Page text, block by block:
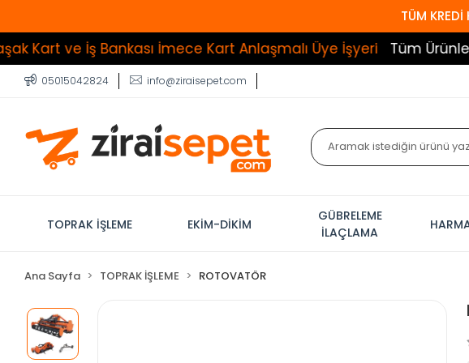
TÜM
Bankası İmece Kart Anlaşmalı Üye İşyeri Tüm Ürünlerde 1000
05015042824 info@ziraisepet.com
TOPRAK İŞLEME EKİM-DİKİM
GÜBRELEME
İLAÇLAMA
Ana Sayfa TOPRAK İŞLEME ROTOVATÖR